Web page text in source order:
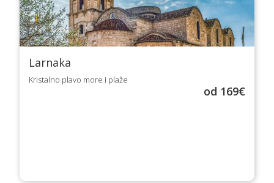
Larnaka
Kristalno plavo more i plaže
od 169€